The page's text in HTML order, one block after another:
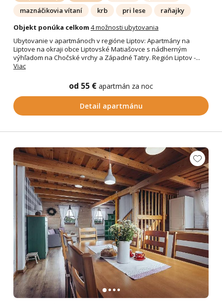
maznáčikovia vítaní
krb pri lese
raňajky
Objekt ponúka celkom 4 možnosti ubytovania
Ubytovanie v apartmánoch v regióne Liptov: Apartmány na
Liptove na okraji obce Liptovské Matiašovce s nádherným
výhľadom na Chočské vrchy a Západné Tatry. Región Liptov -...
Viac
od 55 € apartmán za noc
Detail apartmánu